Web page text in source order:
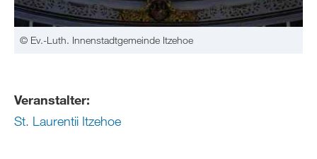
© Ev.-Luth. Innenstadtgemeinde Itzehoe
Veranstalter:
St. Laurentii Itzehoe